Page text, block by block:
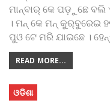
ମାନ୍‌ବାର୍‌ କେ ପଡ଼ୁଛେ ବଲି
। ମନ୍‌ କେ ମନ୍‌ କୁର୍‌ବୁରେଇ
ପୁଓ ଟେ ମରି ଯାଇଛେ ।
READ MORE...
ଓଡିଶା